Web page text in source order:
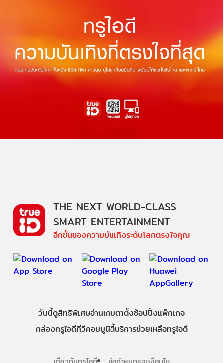
THE NEXT WORLD-CLASS
SMART ENTERTAINMENT
อีกขั้นของความบันเทิงระดับโลกตรงใจคุณ
วันนี้ดูสิทธิพิเศษอ่านเกมตาตั้งช้อปปิ้งแพ็กเกจ
กล่องทรูไอดีทีวีคอมมูนิตี้บริการช่วยเหลือทรูไอดี